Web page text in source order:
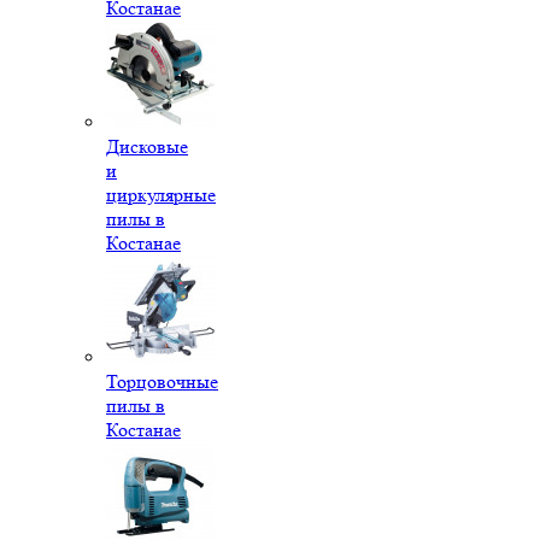
Костанае
Дисковые
и
циркулярные
пилы в
Костанае
Торцовочные
пилы в
Костанае